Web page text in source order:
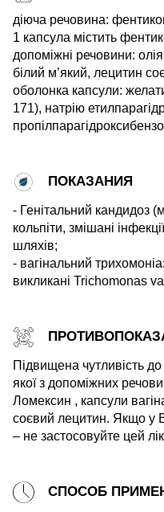
діюча речовина:
1 капсула містить
допоміжні речовини:
білий м’який, лецитин
оболонка капсули:
171), натрію
ПОКАЗАНИЯ
- Генітальний кандидоз
кольпіти, змішані
шляхів;
- вагінальний
викликані Trichomonas
Підвищена чутливість
якої з допоміжних
Ломексин , капсули
соєвий лецитин. Якщо у
– не застосовуйте цей
СПОСОБ